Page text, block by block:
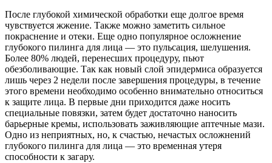
После глубокой химической обработки еще долгое время
чувствуется жжение. Также можно заметить сильное
покраснение и отеки. Еще одно популярное осложнение
глубокого пилинга для лица — это пульсация, шелушения.
Более 80% людей, перенесших процедуру, пьют
обезболивающие. Так как новый слой эпидермиса образуется
лишь через 2 недели после завершения процедуры, в течение
этого времени необходимо особенно внимательно относиться
к защите лица. В первые дни приходится даже носить
специальные повязки, затем будет достаточно наносить
барьерные кремы, использовать заживляющие аптечные мази.
Одно из неприятных, но, к счастью, нечастых осложнений
глубокого пилинга для лица — это временная утеря
способности к загару.